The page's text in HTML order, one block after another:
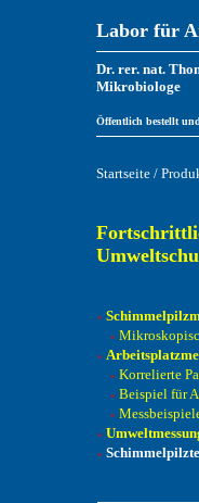
Labor für
Dr. rer. nat.
Mikrobiologe
Öffentlich bestellt
Startseite /
»
»
»
» Korrelierte
» Beispiel für
»
»
»